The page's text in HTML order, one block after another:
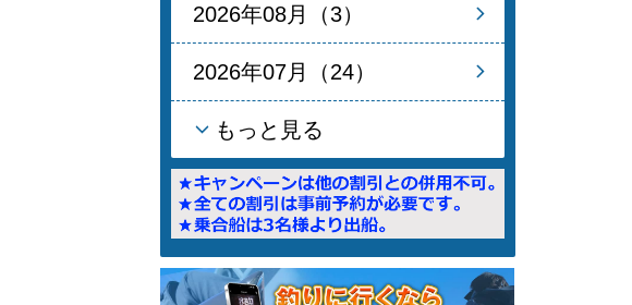
2026年08月（3）
2026年07月（24）
もっと見る